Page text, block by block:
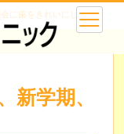
に歯をきれいにしよう
新学期、